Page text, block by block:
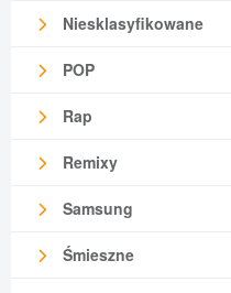
Niesklasyfikowane
POP
Rap
Remixy
Samsung
Śmieszne